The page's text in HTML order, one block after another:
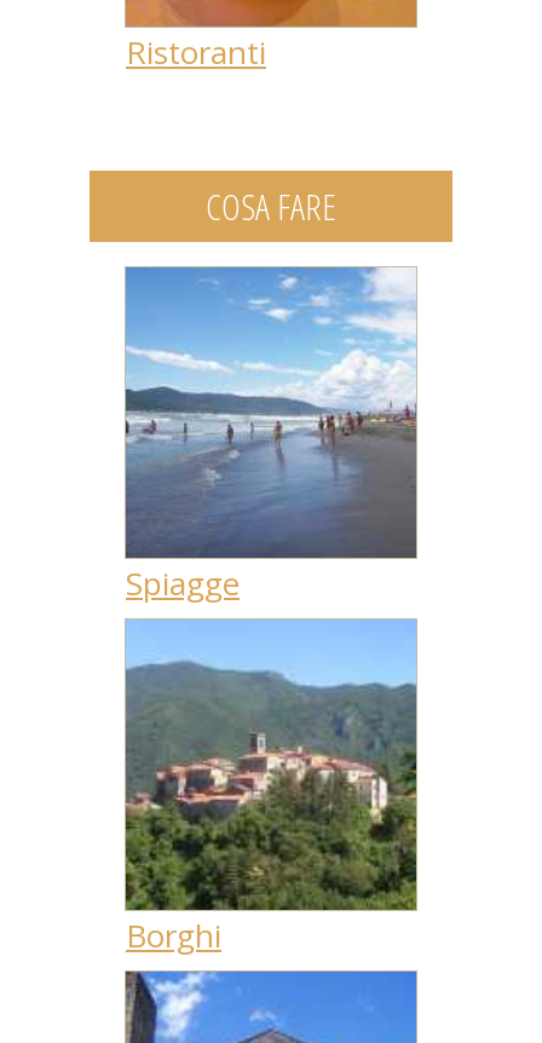
Ristoranti
COSA FARE
Spiagge
Borghi